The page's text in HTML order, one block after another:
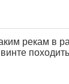
рекам в